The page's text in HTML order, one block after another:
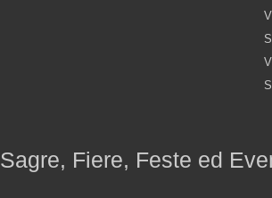
Sagre, Fiere, Feste ed